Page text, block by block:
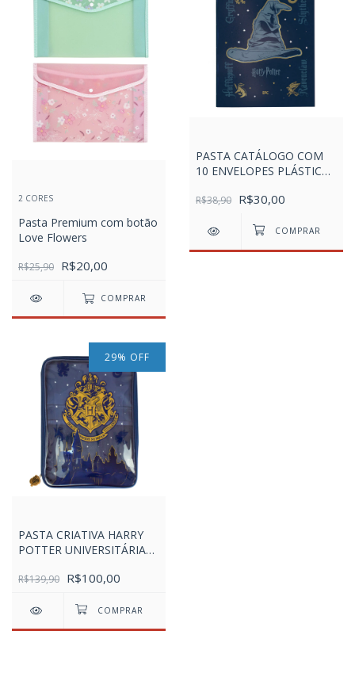
2 CORES
Pasta Premium com botão
Love Flowers
R$25,90 R$20,00
COMPRAR
PASTA CATÁLOGO COM
10 ENVELOPES PLÁSTICOS
R$38,90 R$30,00
29% OFF
PASTA CRIATIVA HARRY
POTTER UNIVERSITÁRIA
R$139,90 R$100,00